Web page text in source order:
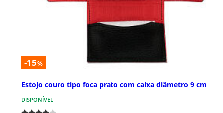
-15%
Estojo couro tipo foca prato com caixa diâmetro 9 cm
DISPONÍVEL